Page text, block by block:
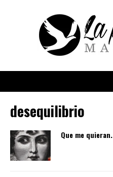
desequilibrio
Que me quieran.